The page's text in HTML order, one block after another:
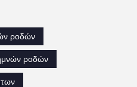
ροδών
ροδών